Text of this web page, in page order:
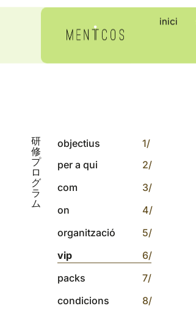
inici
研
修
プ
ロ
グ
ラ
ム
objectius
1/
per a qui
2/
com
3/
on
4/
organització
5/
vip
6/
packs
7/
condicions
8/